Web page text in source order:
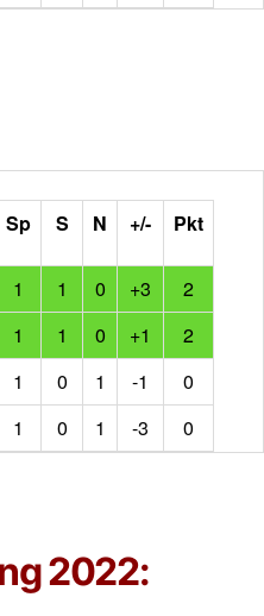
Sp S N +/- Pkt
1 1 0 +3
2
1 1 0 +1
2
1 0 1 -1
0
1 0 1 -3 0
2022: